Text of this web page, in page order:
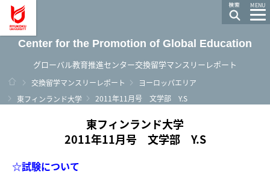
MENU
Center for the Promotion of Global Education
グローバル教育推進センター交換留学マンスリーレポート
ホーム
交換留学マンスリーレポート
ヨーロッパエリア
東フィンランド大学
2011年11月号 文学部 Y.S
東フィンランド大学
2011年11月号 文学部 Y.S
☆試験について